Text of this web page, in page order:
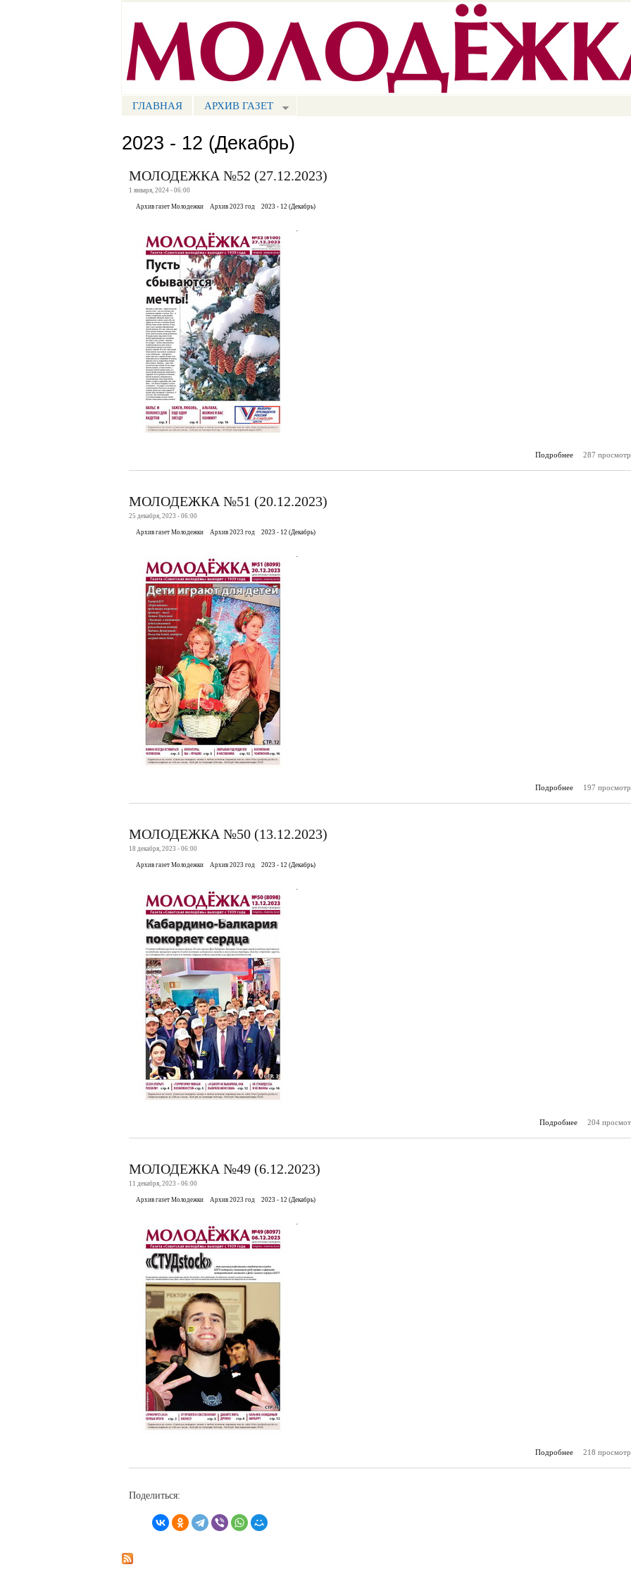
Перейти к
основному
Портал СМИ КБР
МЕНЮ СМ
ГЛАВНАЯ АРХИВ ГАЗЕТ
2023 - 12 (Декабрь)
МОЛОДЕЖКА №52 (27.12.2023)
1 января, 2024 - 06:00
Архив газет Молодежки Архив 2023 год 2023 - 12 (Декабрь)
Подробнее
о
287
МОЛОДЕЖКА №51 (20.12.2023)
25 декабря, 2023 - 06:00
Архив газет Молодежки Архив 2023 год 2023 - 12 (Декабрь)
Подробнее
о
197
МОЛОДЕЖКА №50 (13.12.2023)
18 декабря, 2023 - 06:00
Архив газет Молодежки Архив 2023 год 2023 - 12 (Декабрь)
Подробнее
о
204
МОЛОДЕЖКА №49 (6.12.2023)
11 декабря, 2023 - 06:00
Архив газет Молодежки Архив 2023 год 2023 - 12 (Декабрь)
.
Подробнее
о
218
Поделиться: